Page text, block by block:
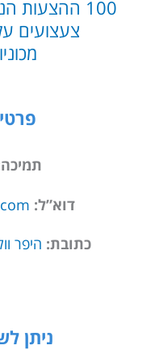
100 ההצעות הנבחרות
צעצועים
דוא”ל:
כתובת: היפר
ניתן